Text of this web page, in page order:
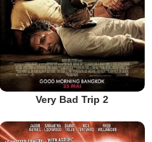
Very Bad Trip 2